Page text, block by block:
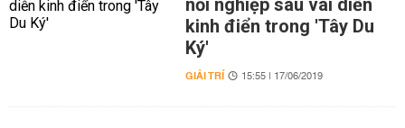
nối nghiệp sau vai diễn
kinh điển trong 'Tây Du
Ký'
GIẢI TRÍ 15:55 | 17/06/2019